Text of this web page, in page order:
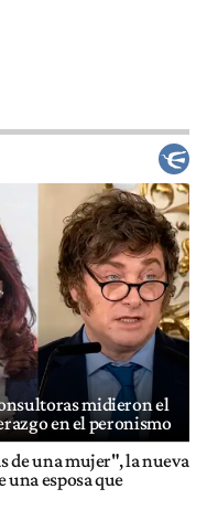
midieron el
en el peronismo
de una mujer", la nueva
una esposa que